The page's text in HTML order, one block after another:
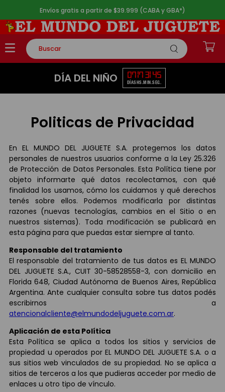
Envíos gratis a partir de $39.999 (CABA y GBA*)
Buscar
TÉRMINOS MÁS BUSCADOS
peluche
5. toy story
DÍA DEL NIÑO 07
DÍAS
17
HS.
31
MIN.
45
SEG.
Politicas de Privacidad
En EL MUNDO DEL JUGUETE S.A. protegemos los datos
personales de nuestros usuarios conforme a la Ley 25.326
de Protección de Datos Personales. Esta Política tiene por
objeto informarte qué datos recolectamos, con qué
finalidad los usamos, cómo los cuidamos y qué derechos
tenés sobre ellos. Podemos modificarla por distintas
razones (nuevas tecnologías, cambios en el Sitio o en
nuestros sistemas). Toda modificación se publicará en
esta página para que puedas estar siempre al tanto.
Responsable del tratamiento
El responsable del tratamiento de tus datos es EL MUNDO
DEL JUGUETE S.A., CUIT 30-58528558-3, con domicilio en
Florida 648, Ciudad Autónoma de Buenos Aires, República
Argentina. Ante cualquier consulta sobre tus datos podés
escribirnos a
atencionalcliente@elmundodeljuguete.com.ar.
Aplicación de esta Política
Esta Política se aplica a todos los sitios y servicios de
propiedad u operados por EL MUNDO DEL JUGUETE S.A. o a
sus sitios web vinculados de su propiedad. No se aplica a
sitios de terceros a los que pudieras acceder por medio de
enlaces u otro tipo de vínculo.